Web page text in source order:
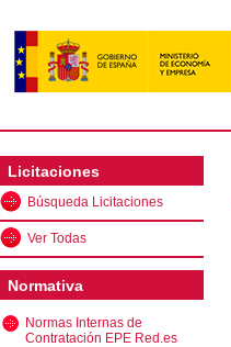
Licitaciones
Búsqueda Licitaciones
Ver Todas
Normativa
Normas Internas de
Contratación EPE Red.es